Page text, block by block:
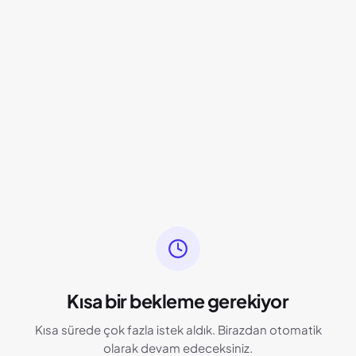
Kısa bir bekleme gerekiyor
Kısa sürede çok fazla istek aldık. Birazdan otomatik
olarak devam edeceksiniz.